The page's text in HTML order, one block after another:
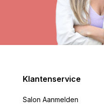
Klantenservice
Salon Aanmelden